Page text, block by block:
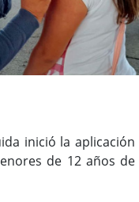
inició la aplicación
de 12 años de